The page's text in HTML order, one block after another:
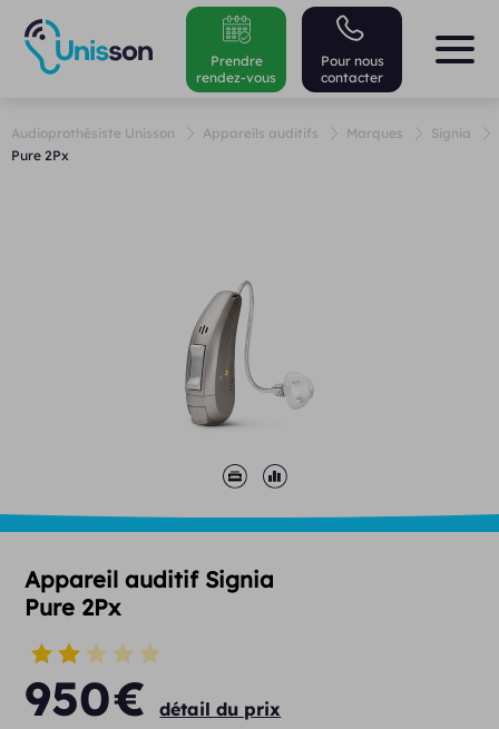
Pour nous
contacter
Prendre
rendez-vous
Audioprothésiste Unisson Appareils auditifs Marques
Signia
Pure 2Px
Appareil auditif Signia
Pure 2Px
950€ détail du prix